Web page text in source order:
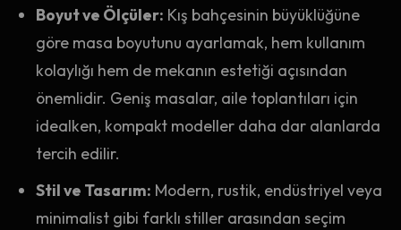
Boyut ve Ölçüler: Kış bahçesinin büyüklüğüne
göre masa boyutunu ayarlamak, hem kullanım
kolaylığı hem de mekanın estetiği açısından
önemlidir. Geniş masalar, aile toplantıları için
idealken, kompakt modeller daha dar alanlarda
tercih edilir.
Stil ve Tasarım: Modern, rustik, endüstriyel veya
minimalist gibi farklı stiller arasından seçim